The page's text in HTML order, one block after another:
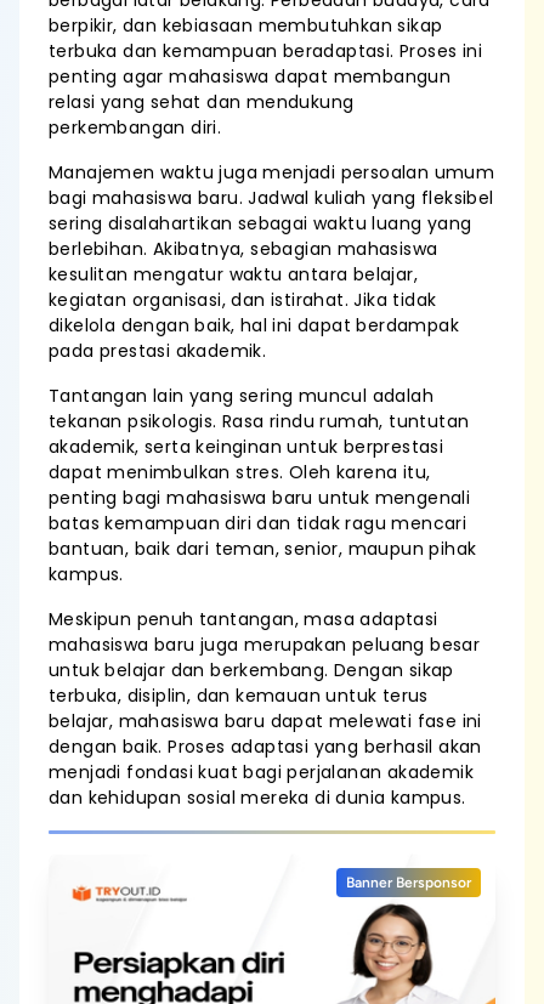
berpikir, dan kebiasaan membutuhkan sikap
terbuka dan kemampuan beradaptasi. Proses ini
penting agar mahasiswa dapat membangun
relasi yang sehat dan mendukung
perkembangan diri.
Manajemen waktu juga menjadi persoalan umum
bagi mahasiswa baru. Jadwal kuliah yang fleksibel
sering disalahartikan sebagai waktu luang yang
berlebihan. Akibatnya, sebagian mahasiswa
kesulitan mengatur waktu antara belajar,
kegiatan organisasi, dan istirahat. Jika tidak
dikelola dengan baik, hal ini dapat berdampak
pada prestasi akademik.
Tantangan lain yang sering muncul adalah
tekanan psikologis. Rasa rindu rumah, tuntutan
akademik, serta keinginan untuk berprestasi
dapat menimbulkan stres. Oleh karena itu,
penting bagi mahasiswa baru untuk mengenali
batas kemampuan diri dan tidak ragu mencari
bantuan, baik dari teman, senior, maupun pihak
kampus.
Meskipun penuh tantangan, masa adaptasi
mahasiswa baru juga merupakan peluang besar
untuk belajar dan berkembang. Dengan sikap
terbuka, disiplin, dan kemauan untuk terus
belajar, mahasiswa baru dapat melewati fase ini
dengan baik. Proses adaptasi yang berhasil akan
menjadi fondasi kuat bagi perjalanan akademik
dan kehidupan sosial mereka di dunia kampus.
Banner Bersponsor